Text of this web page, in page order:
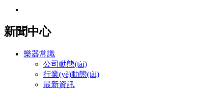
新聞中心
樂器常識
公司動態(tài)
行業(yè)動態(tài)
最新資訊